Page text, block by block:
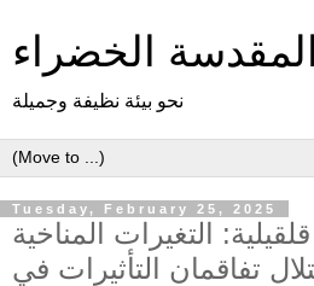
الخضراء
نحو بيئة نظيفة وجميلة
Tuesday, February 25, 2025
التغيرات المناخية
تفاقمان التأثيرات في